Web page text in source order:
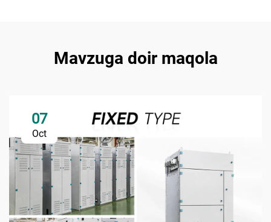
Mavzuga doir maqola
07
Oct